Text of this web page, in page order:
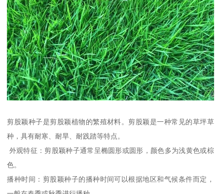
剪股颖种子是剪股颖植物的繁殖材料。剪股颖是一种常见的草坪草
种，具有耐寒、耐旱、耐践踏等特点。
外观特征：剪股颖种子通常呈椭圆形或圆形，颜色多为浅黄色或棕
色。
播种时间：剪股颖种子的播种时间可以根据地区和气候条件而定，